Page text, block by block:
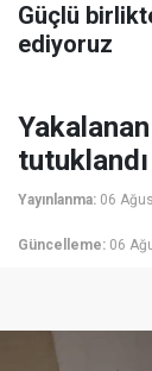
Güçlü
ediyoruz
tutuklandı
Yayınlanma: 06
Güncelleme: 06